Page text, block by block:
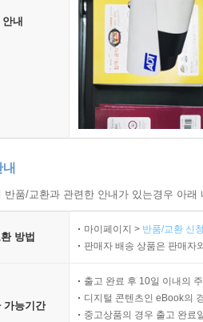
내
품/교환과 관련한 안내가 있는경우 아
방법
마이페이지 > 반품/교환 신
판매자 배송 상품은 판매자
가능기간
출고 완료 후 10일 이내의
디지털 콘텐츠인 eBook의
중고상품의 경우 출고 완료